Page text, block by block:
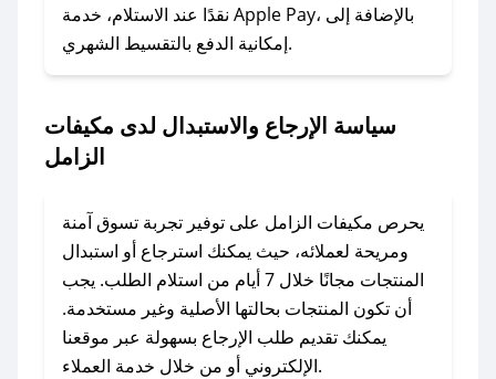
### ماذا أفعل إذا لم أجد كود خصم لمتجري
المفضل؟
مراسلتنا مباشرة وسنعمل على توفير الكوبونات في
أسرع وقت ممكن.
### كيف تحصل على كوبونات خصم حصرية من
مكيفات الزامل؟
للحصول على كوبونات وخصومات حصرية، قم بما
يلي:
- اضغط على أيقونة متابعة لمتجر مكيفات الزامل في
تطبيق صحصح.
نقدًا عند الاستلام، خدمة Apple Pay، بالإضافة إلى
إمكانية الدفع بالتقسيط الشهري.
سياسة الإرجاع والاستبدال لدى مكيفات
الزامل
يحرص مكيفات الزامل على توفير تجربة تسوق آمنة
ومريحة لعملائه، حيث يمكنك استرجاع أو استبدال
المنتجات مجانًا خلال 7 أيام من استلام الطلب. يجب
أن تكون المنتجات بحالتها الأصلية وغير مستخدمة.
يمكنك تقديم طلب الإرجاع بسهولة عبر موقعنا
الإلكتروني أو من خلال خدمة العملاء.